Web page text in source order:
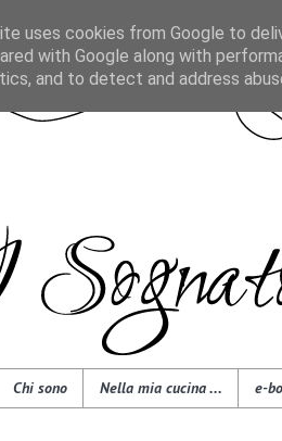
Chi sono Nella mia cucina ... e-
uses cookies from Google to
with Google along with
and to detect and address